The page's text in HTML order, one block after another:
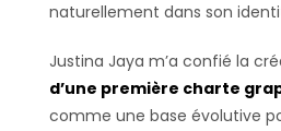
naturellement dans son
Justina Jaya m’a confié la
d’une première charte
comme une base évolutive